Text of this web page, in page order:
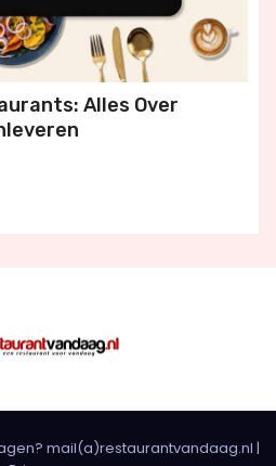
Alles Over
mail(a)restaurantvandaag.nl |